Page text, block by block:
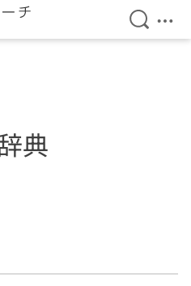
検索を
メ
典